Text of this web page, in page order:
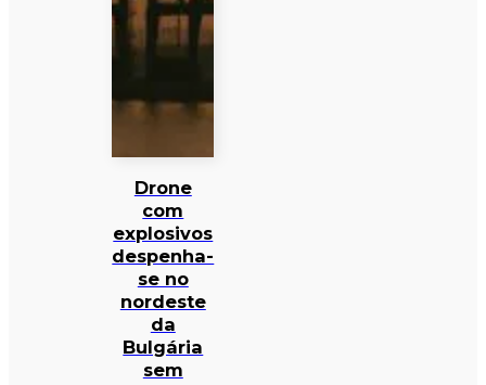
Drone
com
explosivos
despenha-
se no
nordeste
da
Bulgária
sem